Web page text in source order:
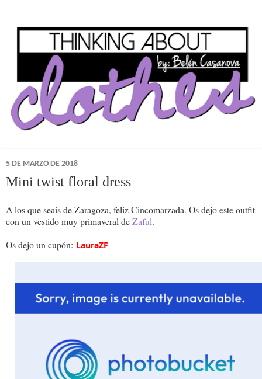
5 DE MARZO DE 2018
Mini twist floral dress
A los que seais de Zaragoza, feliz Cincomarzada. Os dejo este outfit
con un vestido muy primaveral deZaful.
Os dejo un cupón: LauraZF